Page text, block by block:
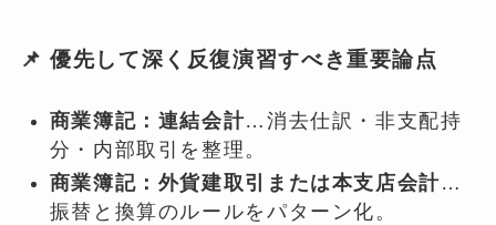
📌 優先して深く反復演習すべき重要論点
商業簿記：連結会計…消去仕訳・非支配持
分・内部取引を整理。
商業簿記：外貨建取引または本支店会計…
振替と換算のルールをパターン化。